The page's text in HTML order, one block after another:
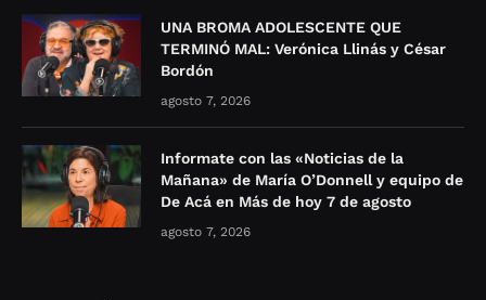
UNA BROMA ADOLESCENTE QUE
TERMINÓ MAL: Verónica Llinás y César
Bordón
agosto 7, 2026
Informate con las «Noticias de la
Mañana» de María O’Donnell y equipo de
De Acá en Más de hoy 7 de agosto
agosto 7, 2026